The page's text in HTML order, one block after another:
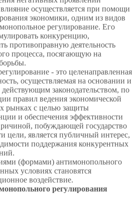
осуществляется при помощи
экономики, одним из видов
регулирование. Его
конкуренцию,
противоправную деятельность
процесса, посягающую на
- это целенаправленная
осуществляемая на основании и
законодательством, по
правил ведения экономической
рынках с целью защиты
и обеспечения эффективности
побуждающей государство
цели, является публичный интерес,
поддержания конкурентных
(формами) антимонопольного
условиях становятся
воздействие.
регулирования